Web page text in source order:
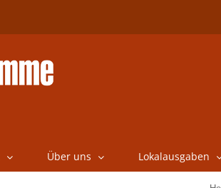
Über uns Lokalausgaben